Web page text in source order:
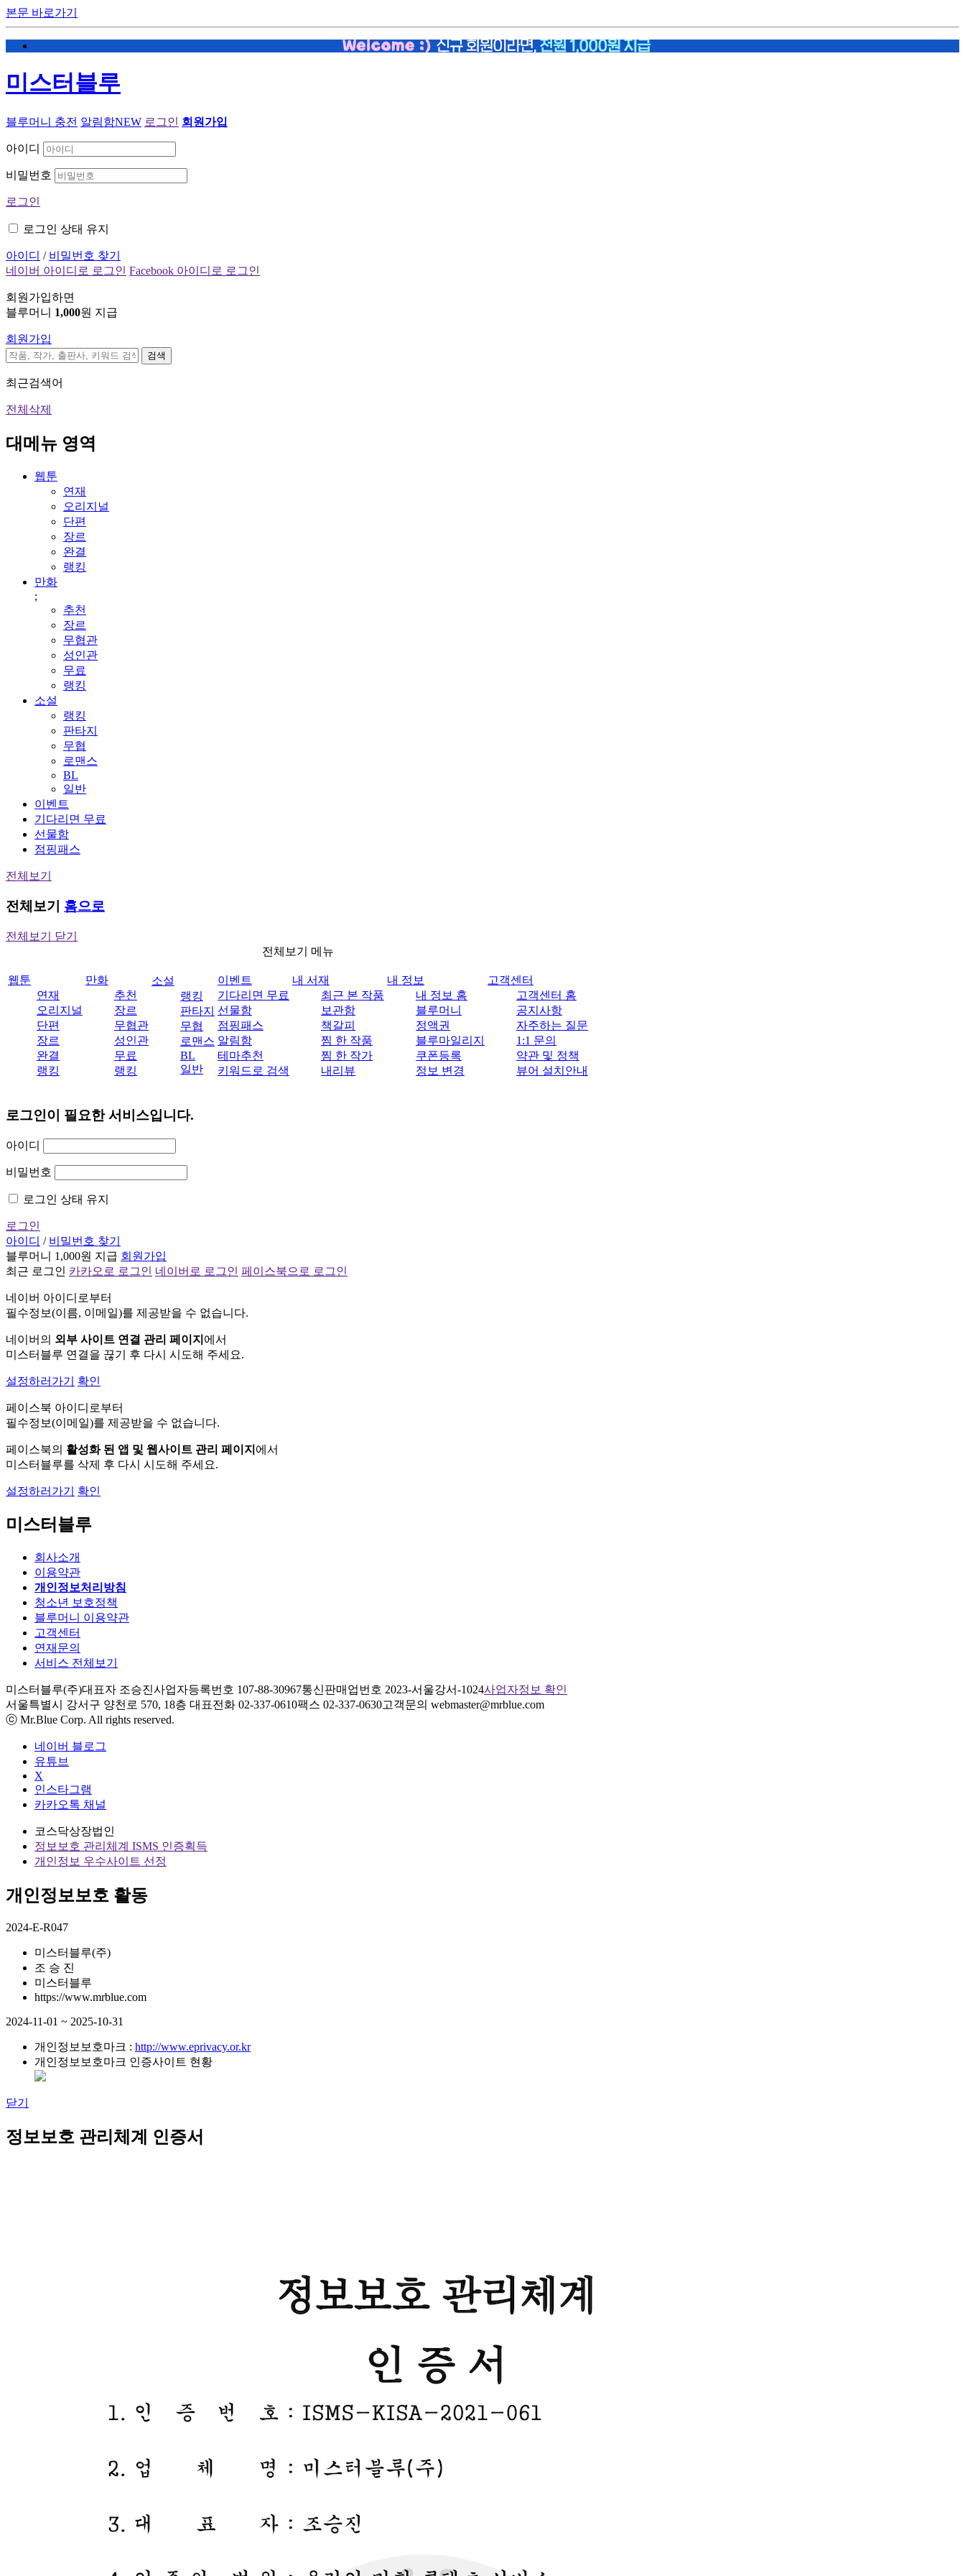
본문 바로가기
미스터블루
블루머니 충전 알림함NEW 로그인 회원가입
아이디
비밀번호
로그인
로그인 상태 유지
아이디 / 비밀번호 찾기
네이버 아이디로 로그인 Facebook 아이디로 로그인
회원가입하면
블루머니 1,000원 지급
회원가입
검색
최근검색어
전체삭제
대메뉴 영역
웹툰
연재
오리지널
단편
장르
완결
랭킹
만화
;
추천
장르
무협관
성인관
무료
랭킹
소설
랭킹
판타지
무협
로맨스
BL
일반
이벤트
기다리면 무료
선물함
점핑패스
전체보기
전체보기 홈으로
전체보기 닫기
전체보기 메뉴
웹툰
연재
오리지널
단편
장르
완결
랭킹
만화
추천
장르
무협관
성인관
무료
랭킹
소설
랭킹
판타지
무협
로맨스
BL
일반
이벤트
기다리면 무료
선물함
점핑패스
알림함
테마추천
키워드로 검색
내 서재
최근 본 작품
보관함
책갈피
찜 한 작품
찜 한 작가
내리뷰
내 정보
내 정보 홈
블루머니
정액권
블루마일리지
쿠폰등록
정보 변경
고객센터
고객센터 홈
공지사항
자주하는 질문
1:1 문의
약관 및 정책
뷰어 설치안내
로그인이 필요한 서비스입니다.
아이디
비밀번호
로그인 상태 유지
로그인
아이디 / 비밀번호 찾기
블루머니 1,000원 지급 회원가입
최근 로그인 카카오로 로그인 네이버로 로그인 페이스북으로 로그인
네이버 아이디로부터
필수정보(이름, 이메일)를 제공받을 수 없습니다.
네이버의 외부 사이트 연결 관리 페이지 에서
미스터블루 연결을 끊기 후 다시 시도해 주세요.
설정하러가기 확인
페이스북 아이디로부터
필수정보(이메일)를 제공받을 수 없습니다.
페이스북의 활성화 된 앱 및 웹사이트 관리 페이지 에서
미스터블루를 삭제 후 다시 시도해 주세요.
설정하러가기 확인
미스터블루
회사소개
이용약관
개인정보처리방침
청소년 보호정책
블루머니 이용약관
고객센터
연재문의
서비스 전체보기
미스터블루(주)대표자 조승진사업자등록번호 107-88-30967통신판매업번호 2023-서울강서-1024사업자정보 확인
서울특별시 강서구 양천로 570, 18층 대표전화 02-337-0610팩스 02-337-0630고객문의 webmaster@mrblue.com
ⓒ Mr.Blue Corp. All rights reserved.
네이버 블로그
유튜브
X
인스타그램
카카오톡 채널
코스닥상장법인
정보보호 관리체계 ISMS 인증획득
개인정보 우수사이트 선정
개인정보보호 활동
2024-E-R047
미스터블루(주)
조 승 진
미스터블루
https://www.mrblue.com
2024-11-01 ~ 2025-10-31
개인정보보호마크 : http://www.eprivacy.or.kr
개인정보보호마크 인증사이트 현황
닫기
정보보호 관리체계 인증서